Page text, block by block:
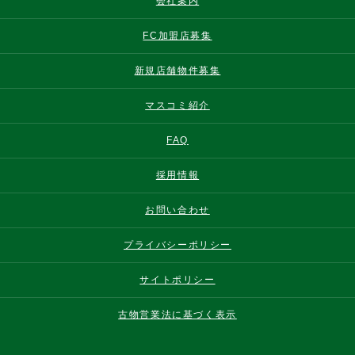
FC加盟店募集
新規店舗物件募集
マスコミ紹介
FAQ
採用情報
お問い合わせ
プライバシーポリシー
サイトポリシー
古物営業法に基づく表示